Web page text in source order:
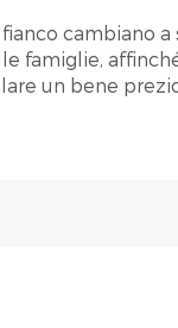
cambiano a
famiglie,
un bene